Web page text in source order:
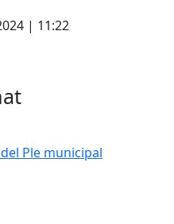
| 11:22
Ple municipal